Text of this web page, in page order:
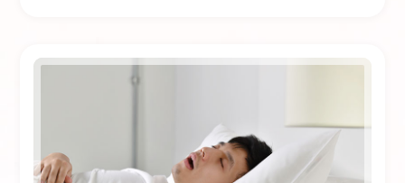
受診の際は、必ず健康保険証をお持ちください。
費料金となりますので、ご了承ください。
後日、保険証をご提示いただきましたら、保険に
て再計算し差額をお返しいたします。